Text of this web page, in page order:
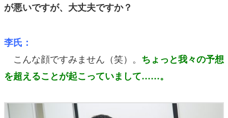
が悪いですが、大丈夫ですか？
李氏：
こんな顔ですみません（笑）。 ちょっと我々の予想
を超えることが起こっていまして……。